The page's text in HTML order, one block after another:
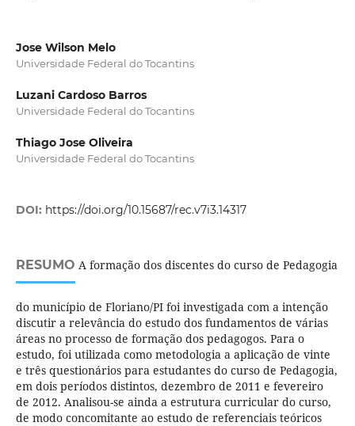
Jose Wilson Melo
Universidade Federal do Tocantins
Luzani Cardoso Barros
Universidade Federal do Tocantins
Thiago Jose Oliveira
Universidade Federal do Tocantins
DOI: https://doi.org/10.15687/rec.v7i3.14317
RESUMO A formação dos discentes do curso de Pedagogia
do município de Floriano/PI foi investigada com a intenção
discutir a relevância do estudo dos fundamentos de várias
áreas no processo de formação dos pedagogos. Para o
estudo, foi utilizada como metodologia a aplicação de vinte
e três questionários para estudantes do curso de Pedagogia,
em dois períodos distintos, dezembro de 2011 e fevereiro
de 2012. Analisou-se ainda a estrutura curricular do curso,
de modo concomitante ao estudo de referenciais teóricos